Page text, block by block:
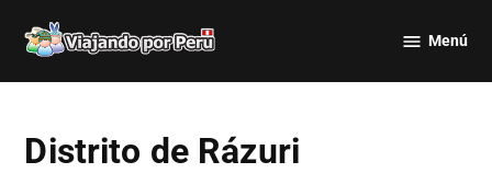
por Perú
Menú
Distrito de Rázuri